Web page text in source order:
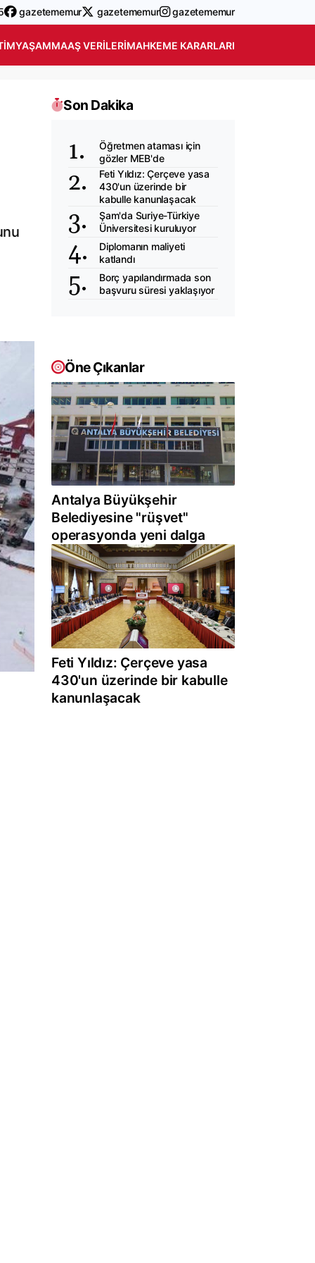
gazetememur gazetememur gazetememur
YAŞAMMAAŞ VERILERIMAHKEME KARARLARI
Son Dakika
Öğretmen ataması için
gözler MEB'de
Feti Yıldız: Çerçeve yasa
430'un üzerinde bir
kabulle kanunlaşacak
Şam'da Suriye-Türkiye
Üniversitesi kuruluyor
Diplomanın maliyeti
katlandı
Borç yapılandırmada son
başvuru süresi yaklaşıyor
Öne Çıkanlar
Antalya Büyükşehir
Belediyesine "rüşvet"
operasyonda yeni dalga
Feti Yıldız: Çerçeve yasa
430'un üzerinde bir kabulle
kanunlaşacak